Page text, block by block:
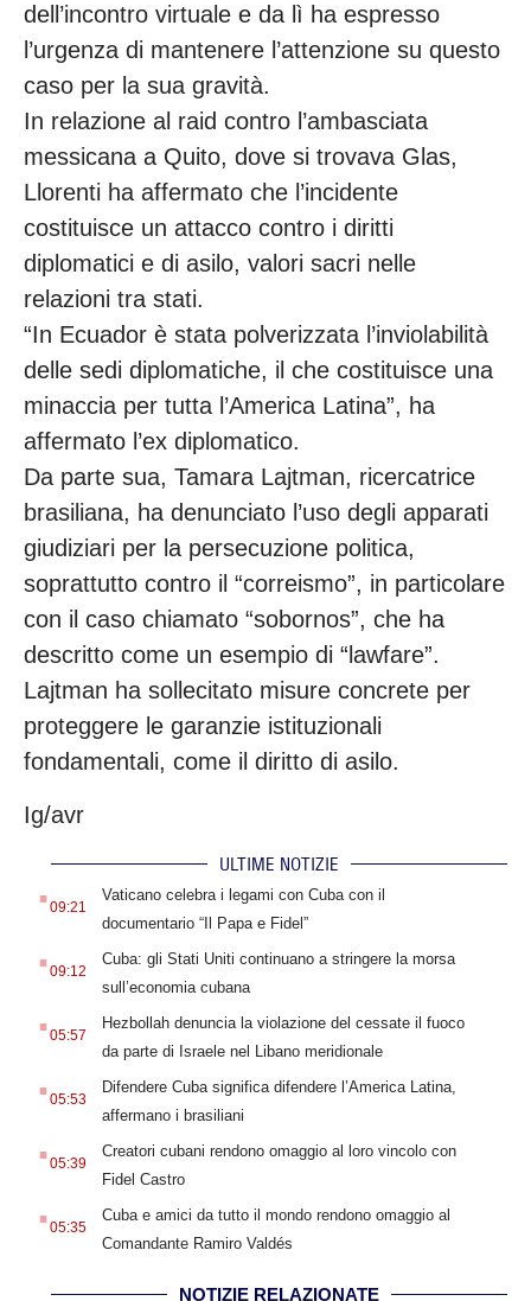
dell’incontro virtuale e da lì ha espresso
l’urgenza di mantenere l’attenzione su questo
caso per la sua gravità.
In relazione al raid contro l’ambasciata
messicana a Quito, dove si trovava Glas,
Llorenti ha affermato che l’incidente
costituisce un attacco contro i diritti
diplomatici e di asilo, valori sacri nelle
relazioni tra stati.
“In Ecuador è stata polverizzata l’inviolabilità
delle sedi diplomatiche, il che costituisce una
minaccia per tutta l’America Latina”, ha
affermato l’ex diplomatico.
Da parte sua, Tamara Lajtman, ricercatrice
brasiliana, ha denunciato l’uso degli apparati
giudiziari per la persecuzione politica,
soprattutto contro il “correismo”, in particolare
con il caso chiamato “sobornos”, che ha
descritto come un esempio di “lawfare”.
Lajtman ha sollecitato misure concrete per
proteggere le garanzie istituzionali
fondamentali, come il diritto di asilo.
Ig/avr
ULTIME NOTIZIE
.09:21
Vaticano celebra i legami con Cuba con il
documentario “Il Papa e Fidel”
.09:12
Cuba: gli Stati Uniti continuano a stringere la morsa
sull’economia cubana
.05:57
Hezbollah denuncia la violazione del cessate il fuoco
da parte di Israele nel Libano meridionale
.05:53
Difendere Cuba significa difendere l’America Latina,
affermano i brasiliani
.05:39
Creatori cubani rendono omaggio al loro vincolo con
Fidel Castro
.05:35
Cuba e amici da tutto il mondo rendono omaggio al
Comandante Ramiro Valdés
NOTIZIE RELAZIONATE